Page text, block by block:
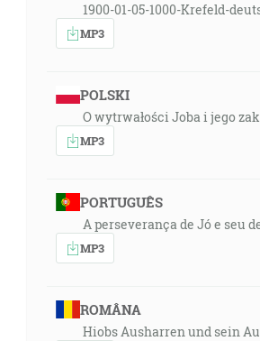
1900-01-05-1000-Krefeld-
MP3
POLSKI
O wytrwałości Joba i jego
MP3
PORTUGUÊS
A perseverança de Jó e seu
MP3
ROMÂNA
Hiobs Ausharren und sein